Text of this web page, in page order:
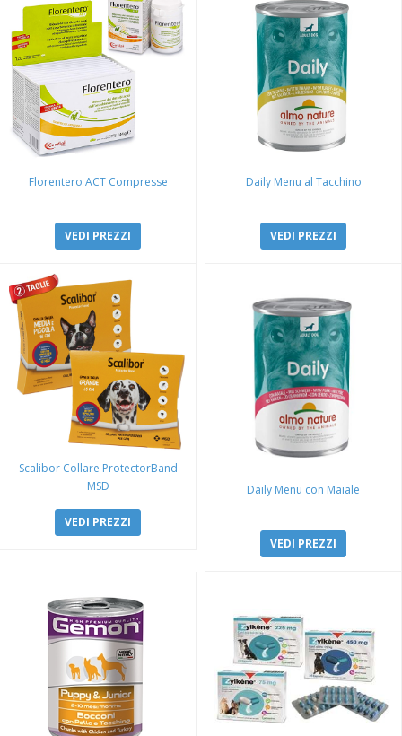
Florentero ACT Compresse
VEDI PREZZI
Daily Menu al Tacchino
VEDI PREZZI
Scalibor Collare ProtectorBand
MSD
VEDI PREZZI
Daily Menu con Maiale
VEDI PREZZI